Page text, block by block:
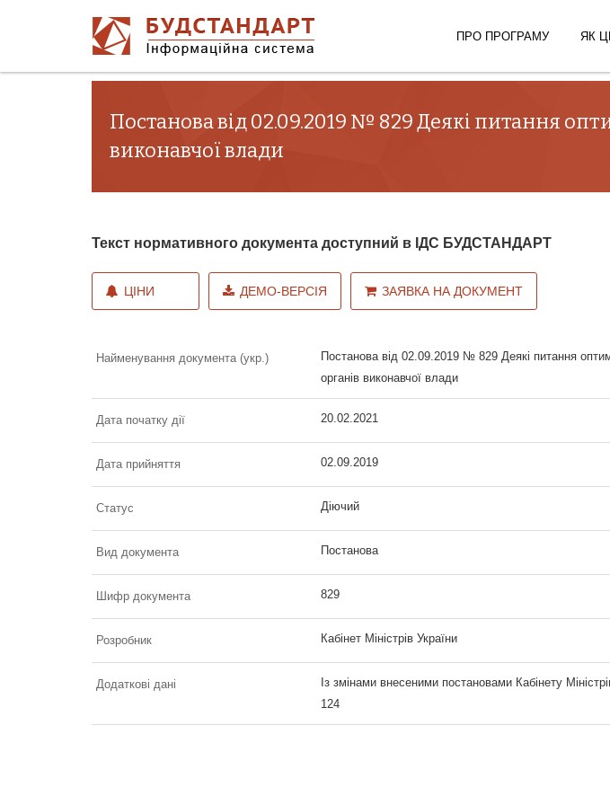
ПРО ПРОГРАМУ ЯК
Постанова від 02.09.2019 № 829 Деякі питання
виконавчої влади
Текст нормативного документа доступний в ІДС БУДСТАНДАРТ
ЦІНИ ДЕМО-ВЕРСІЯ ЗАЯВКА НА ДОКУМЕНТ
Найменування документа (укр.)
Постанова від 02.09.2019 № 829 Деякі питання
органів виконавчої влади
Дата початку дії 20.02.2021
Дата прийняття 02.09.2019
Статус Діючий
Вид документа Постанова
Шифр документа 829
Розробник Кабінет Міністрів України
Додаткові дані
Із змінами внесеними постановами Кабінету
124